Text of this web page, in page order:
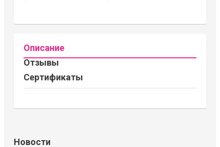
Описание
Отзывы
Сертификаты
Новости